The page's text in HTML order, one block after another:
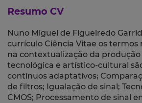
Resumo CV
Nuno Miguel de Figueiredo
currículo Ciência Vitae os
na contextualização da
tecnológica e artístico-cultural
contínuos adaptativos;
de filtros; Igualação de sinal;
CMOS; Processamento de sinal